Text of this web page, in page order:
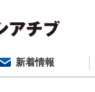
新着情報